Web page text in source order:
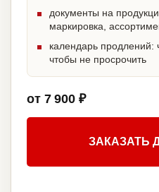
документы на
маркировка,
календарь продлений:
чтобы не просрочить
от 7 900 ₽
ЗАКАЗАТЬ